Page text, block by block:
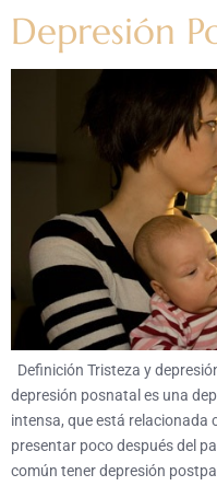
Depresión
Definición Tristeza y
depresión posnatal es una
intensa, que está relacionada
presentar poco después del
común tener depresión